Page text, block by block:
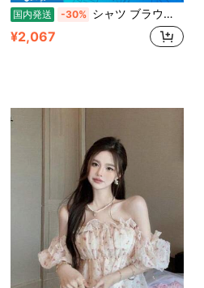
国内発送 -30% シャツ ブラウス 夏 新作 BM スリム ウエスト 絞り フレンチ レトロ ヘム フリル レース シャツ ベスト トップス
¥2,067